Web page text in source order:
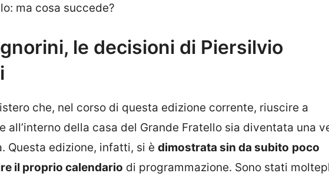
ma cosa succede?
le decisioni di Piersilvio
che, nel corso di questa edizione corrente, riuscire a
all’interno della casa del Grande Fratello sia diventata una
Questa edizione, infatti, si è dimostrata sin da subito poco
il proprio calendario di programmazione. Sono stati